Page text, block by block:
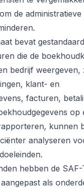
de
bevat
die de
bedrijf weergeven,
klant- en
facturen,
op
kunnen
analyseren
hebben de
als